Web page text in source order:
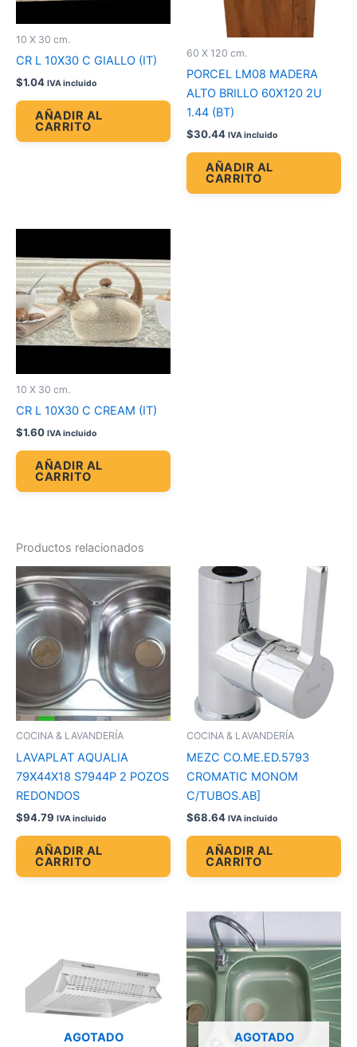
10 X 30 cm.
CR L 10X30 C GIALLO (IT)
$1.04 IVA incluido
AÑADIR AL
CARRITO
60 X 120 cm.
PORCEL LM08 MADERA
ALTO BRILLO 60X120 2U
1.44 (BT)
$30.44 IVA incluido
AÑADIR AL
CARRITO
10 X 30 cm.
CR L 10X30 C CREAM (IT)
$1.60 IVA incluido
AÑADIR AL
CARRITO
Productos relacionados
COCINA & LAVANDERÍA
LAVAPLAT AQUALIA
79X44X18 S7944P 2 POZOS
REDONDOS
$94.79 IVA incluido
AÑADIR AL
CARRITO
COCINA & LAVANDERÍA
MEZC CO.ME.ED.5793
CROMATIC MONOM
C/TUBOS.AB]
$68.64 IVA incluido
AÑADIR AL
CARRITO
AGOTADO AGOTADO